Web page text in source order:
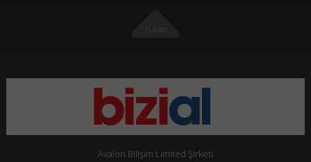
Avalon Bilişim Limited Şirketi